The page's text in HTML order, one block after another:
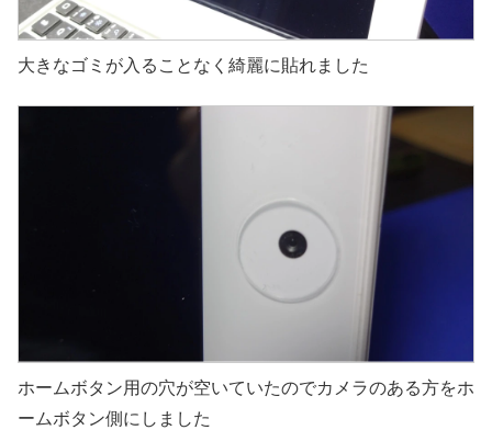
大きなゴミが入ることなく綺麗に貼れました
ホームボタン用の穴が空いていたのでカメラのある方をホ
ームボタン側にしました